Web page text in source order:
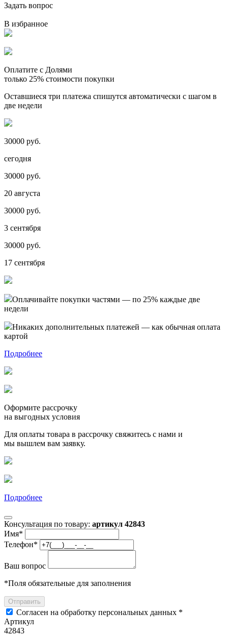
Задать вопрос
В избранное
Оплатите с Долями
только 25% стоимости покупки
Оставшиеся три платежа спишутся автоматически с шагом в
две недели
30000 руб.
сегодня
30000 руб.
20 августа
30000 руб.
3 сентября
30000 руб.
17 сентября
Оплачивайте покупки частями — по 25% каждые две
недели
Никаких дополнительных платежей — как обычная оплата
картой
Подробнее
Оформите рассрочку
на выгодных условия
Для оплаты товара в рассрочку свяжитесь с нами и
мы вышлем вам заявку.
Подробнее
Консультация по товару: артикул 42843
Имя*
Телефон*
Ваш вопрос
*Поля обязательные для заполнения
Отправить
Согласен на обработку персональных данных *
Артикул
42843